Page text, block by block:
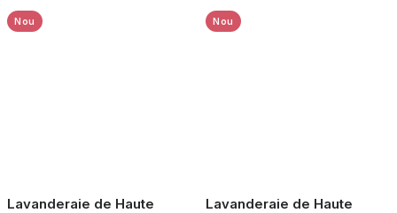
Lavanderaie de Haute
Nou
Lavanderaie de Haute
Nou